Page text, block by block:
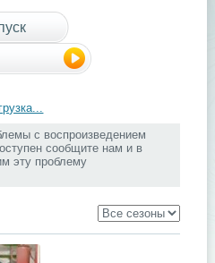
с воспроизведением
сообщите нам и в
эту проблему